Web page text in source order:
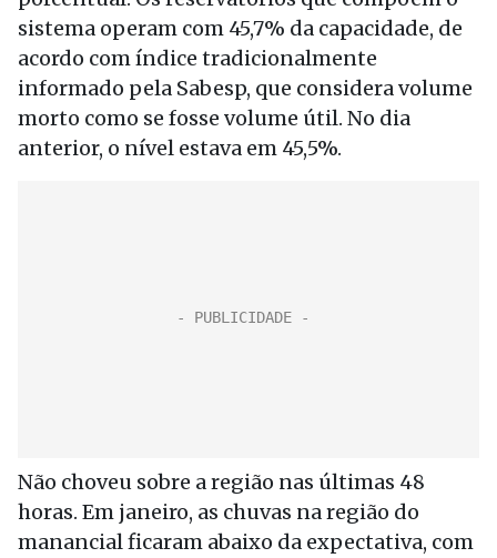
sistema operam com 45,7% da capacidade, de
acordo com índice tradicionalmente
informado pela Sabesp, que considera volume
morto como se fosse volume útil. No dia
anterior, o nível estava em 45,5%.
Não choveu sobre a região nas últimas 48
horas. Em janeiro, as chuvas na região do
manancial ficaram abaixo da expectativa, com